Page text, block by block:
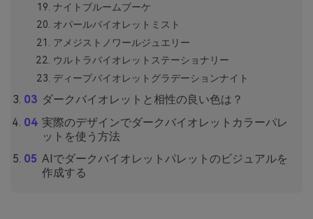
ナイトブルームブーケ
オパールバイオレットミスト
アメジストノワールジュエリー
ウルトラバイオレットステーショナリー
ディープバイオレットグラデーションナイト
ダークバイオレットと相性の良い色は？
実際のデザインでダークバイオレットカラーパレ
ットを使う方法
AIでダークバイオレットパレットのビジュアルを
作成する